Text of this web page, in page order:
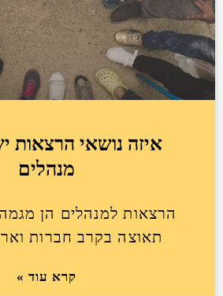
איזה נושאי הרצאות
מנהלים
הרצאות למנהלים הן
תאוצה בקרב חברות
קרא עוד »